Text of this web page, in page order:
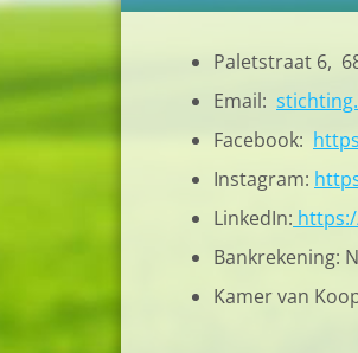
Paletstraat 6,
Email:
Facebook:
Instagram:
LinkedIn:
Bankrekening:
Kamer van